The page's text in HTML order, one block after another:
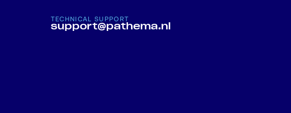
TECHNICAL SUPPORT
support@pathema.nl